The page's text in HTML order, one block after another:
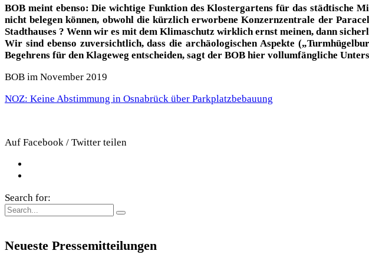
BOB meint ebenso: Die wichtige Funktion des Klostergartens für das städtische
nicht belegen können, obwohl die kürzlich erworbene Konzernzentrale der
Stadthauses ? Wenn wir es mit dem Klimaschutz wirklich ernst meinen, dann
Wir sind ebenso zuversichtlich, dass die archäologischenAspekte
Begehrens für den Klageweg entscheiden, sagt der BOB hier vollumfängliche
BOB im November 2019
NOZ: Keine Abstimmung in Osnabrück über Parkplatzbebauung
Auf Facebook / Twitter teilen
Search for:
Neueste Pressemitteilungen